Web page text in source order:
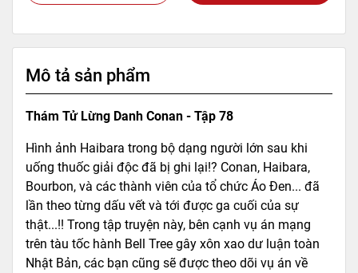
Mô tả sản phẩm
Thám Tử Lừng Danh Conan - Tập 78
Hình ảnh Haibara trong bộ dạng người lớn sau khi
uống thuốc giải độc đã bị ghi lại!? Conan, Haibara,
Bourbon, và các thành viên của tổ chức Áo Đen... đã
lần theo từng dấu vết và tới được ga cuối của sự
thật...!! Trong tập truyện này, bên cạnh vụ án mạng
trên tàu tốc hành Bell Tree gây xôn xao dư luận toàn
Nhật Bản, các bạn cũng sẽ được theo dõi vụ án về